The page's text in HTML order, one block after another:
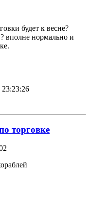
будет к весне?
вполне нормально и
23:23:26
торговке